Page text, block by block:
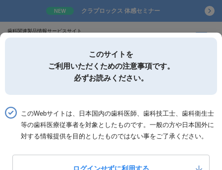
NEW クラプロックス 体感セミナー
歯科関連製品情報サービスサイト
ホーム 製品一覧 製品詳細「ULTRACRAFT Chair Side」
大榮歯科産業
このサイトを
ご利用いただくための注意事項です。
必ずお読みください。
このWebサイトは、日本国内の歯科医師、歯科技工士、歯科衛生士
等の歯科医療従事者を対象としたものです。一般の方や日本国外に
対する情報提供を目的としたものではない事をご了承ください。